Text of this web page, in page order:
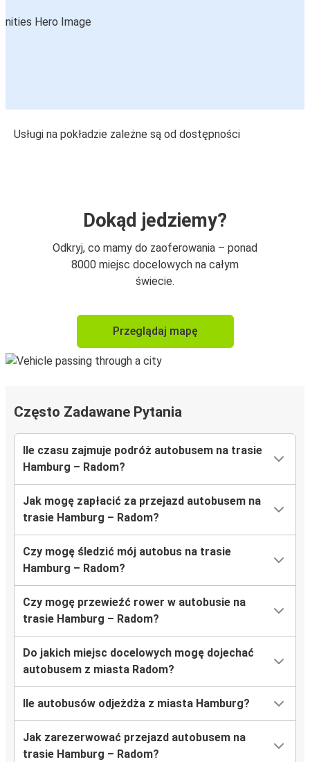
Usługi na pokładzie zależne są od dostępności
Dokąd jedziemy?
Odkryj, co mamy do zaoferowania – ponad
8000 miejsc docelowych na całym
świecie.
Przeglądaj mapę
Często Zadawane Pytania
Ile czasu zajmuje podróż autobusem na trasie
Hamburg – Radom?
Jak mogę zapłacić za przejazd autobusem na
trasie Hamburg – Radom?
Czy mogę śledzić mój autobus na trasie
Hamburg – Radom?
Czy mogę przewieźć rower w autobusie na
trasie Hamburg – Radom?
Do jakich miejsc docelowych mogę dojechać
autobusem z miasta Radom?
Ile autobusów odjeżdża z miasta Hamburg?
Jak zarezerwować przejazd autobusem na
trasie Hamburg – Radom?